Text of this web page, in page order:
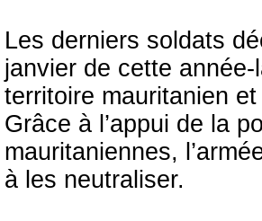
Les derniers soldats
janvier de cette
territoire mauritanien
Grâce à l’appui de la
mauritaniennes,
à les neutraliser.